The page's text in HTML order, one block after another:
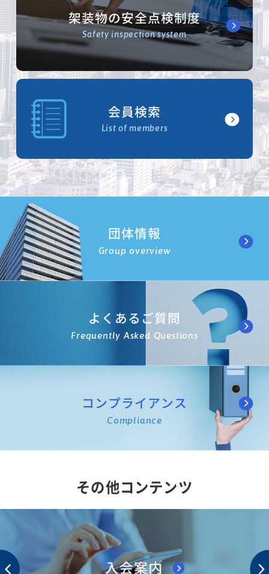
架装物の安全点検制度
Safety inspection system
会員検索
List of members
団体情報
Group overview
よくあるご質問
Frequently Asked Questions
コンプライアンス
Compliance
その他コンテンツ